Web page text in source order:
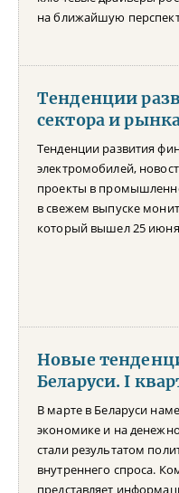
на ближайшую
Тенденции
сектора и
Тенденции развития
электромобилей,
проекты в
в свежем выпуске
который вышел 25
Новые
Беларуси. I
В марте в Беларуси
экономике и на
стали результатом
внутреннего спроса.
представляет